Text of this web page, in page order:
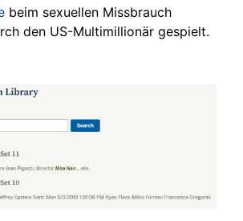
beim sexuellen Missbrauch
den US-Multimillionär gespielt.